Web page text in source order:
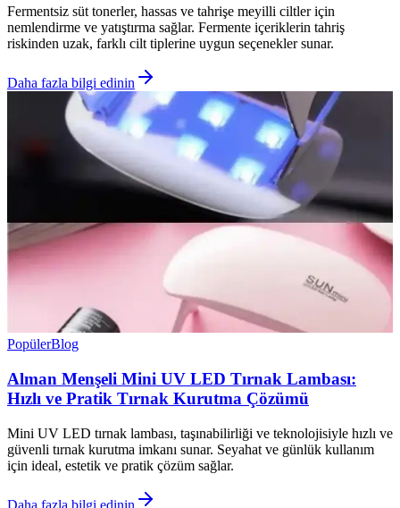
Fermentsiz süt tonerler, hassas ve tahrişe meyilli ciltler için
nemlendirme ve yatıştırma sağlar. Fermente içeriklerin tahriş
riskinden uzak, farklı cilt tiplerine uygun seçenekler sunar.
Daha fazla bilgi edinin
PopülerBlog
Alman Menşeli Mini UV LED Tırnak Lambası:
Hızlı ve Pratik Tırnak Kurutma Çözümü
Mini UV LED tırnak lambası, taşınabilirliği ve teknolojisiyle hızlı ve
güvenli tırnak kurutma imkanı sunar. Seyahat ve günlük kullanım
için ideal, estetik ve pratik çözüm sağlar.
Daha fazla bilgi edinin